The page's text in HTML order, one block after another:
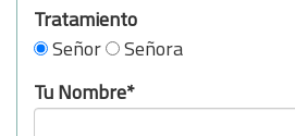
Tratamiento
Señor
Señora
Tu Nombre*